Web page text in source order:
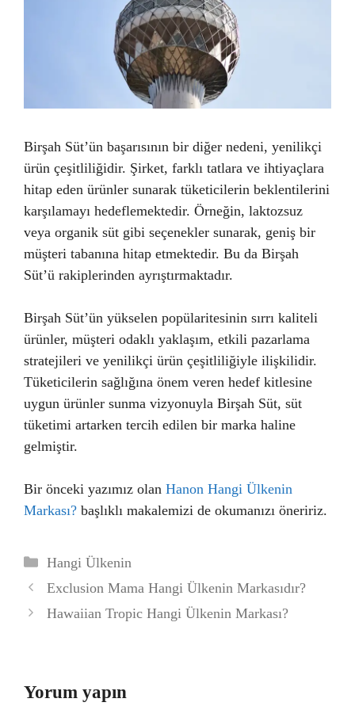
Birşah Süt’ün başarısının bir diğer nedeni, yenilikçi
ürün çeşitliliğidir. Şirket, farklı tatlara ve ihtiyaçlara
hitap eden ürünler sunarak tüketicilerin beklentilerini
karşılamayı hedeflemektedir. Örneğin, laktozsuz
veya organik süt gibi seçenekler sunarak, geniş bir
müşteri tabanına hitap etmektedir. Bu da Birşah
Süt’ü rakiplerinden ayrıştırmaktadır.
Birşah Süt’ün yükselen popülaritesinin sırrı kaliteli
ürünler, müşteri odaklı yaklaşım, etkili pazarlama
stratejileri ve yenilikçi ürün çeşitliliğiyle ilişkilidir.
Tüketicilerin sağlığına önem veren hedef kitlesine
uygun ürünler sunma vizyonuyla Birşah Süt, süt
tüketimi artarken tercih edilen bir marka haline
gelmiştir.
Bir önceki yazımız olan Hanon Hangi Ülkenin
Markası? başlıklı makalemizi de okumanızı öneririz.
Kategoriler
Hangi Ülkenin
Exclusion Mama Hangi Ülkenin Markasıdır?
Hawaiian Tropic Hangi Ülkenin Markası?
Yorum yapın